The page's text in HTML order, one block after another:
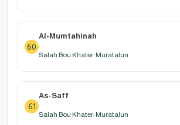
60
Al-Mumtahinah
Salah Bou Khater: Muratalun
61
As-Saff
Salah Bou Khater: Muratalun